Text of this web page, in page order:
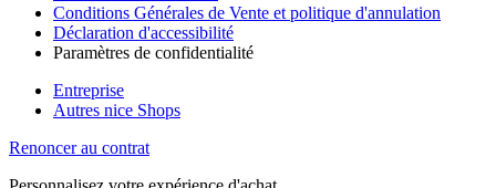
Conditions Générales de Vente et politique d'annulation
Déclaration d'accessibilité
Paramètres de confidentialité
Entreprise
Autres nice Shops
Renoncer au contrat